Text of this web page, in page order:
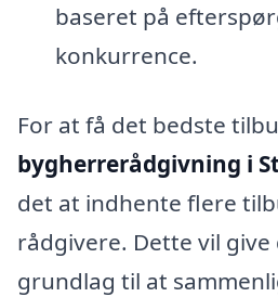
baseret på
konkurrence.
For at få det bedste
bygherrerådgivning i
det at indhente flere
rådgivere. Dette vil
grundlag til at